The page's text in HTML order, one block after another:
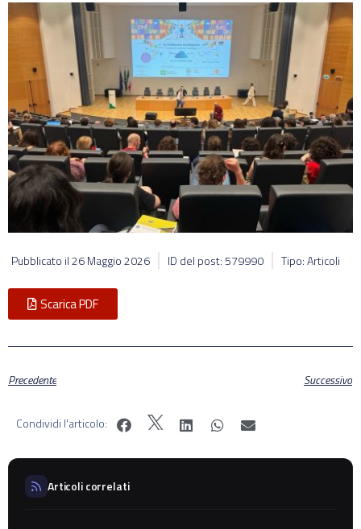
Pubblicato il26 Maggio 2026 ID del post: 579990 Tipo: Articoli
Scarica PDF
Precedente Successivo
Condividi l'articolo:
Articoli correlati